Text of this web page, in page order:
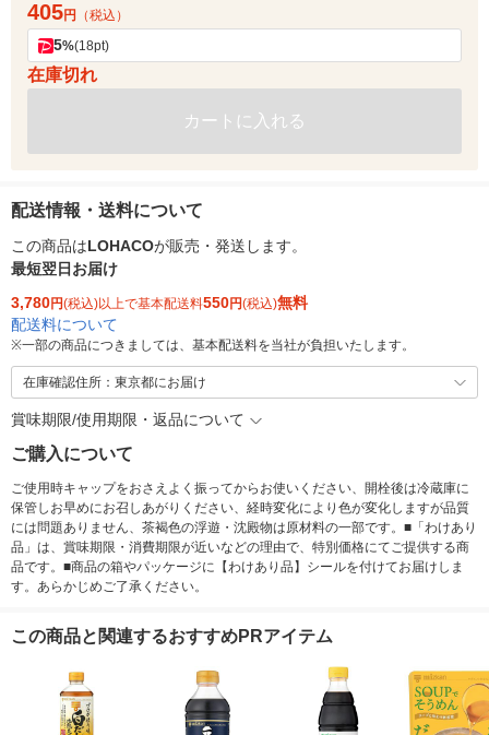
405円 （税込）
5%(18pt)
在庫切れ
カートに入れる
配送情報・送料について
この商品はLOHACOが販売・発送します。
最短翌日お届け
3,780円(税込)以上で基本配送料550円(税込)無料
配送料について
※一部の商品につきましては、基本配送料を当社が負担いたします。
在庫確認住所：東京都にお届け
賞味期限/使用期限・返品について
ご購入について
ご使用時キャップをおさえよく振ってからお使いください、開栓後は冷蔵庫に
保管しお早めにお召しあがりください、経時変化により色が変化しますが品質
には問題ありません、茶褐色の浮遊・沈殿物は原材料の一部です。■「わけあり
品」は、賞味期限・消費期限が近いなどの理由で、特別価格にてご提供する商
品です。■商品の箱やパッケージに【わけあり品】シールを付けてお届けしま
す。あらかじめご了承ください。
この商品と関連するおすすめPRアイテム